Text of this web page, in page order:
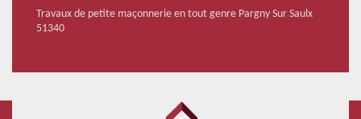
Travaux de petite maçonnerie en tout genre Pargny Sur Saulx
51340